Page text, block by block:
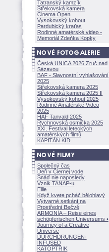
Tatranský kamzík
Střekovská kamera
Cinema Open
Vysokovský kohout
Pardubický kraťas
Rodinné amatérské video -
Memoriál Zdeňka Kopky
Česká UNICA 2026 Zruč nad
Sázavou
BAF - Slavnostní vyhlašování
2025
Střekovská kamera 2025
Střekovská kamera 2025 II
Vysokovský kohout 2025
Rodinné Amatérské Video
2025
HAF Tanvald 2025
Rychnovská osmička 2025
XXI. Festival leteckých
amatérských filmů
KAPITÁN KID
Společný čas
Deň v Čiernej vode
Snáď nie naposledy
Vznik TANAP-u
Ellie
Když kvete pcháč bělohlavý
Výtvarné setkání na
Prostřední Bečvě
ARMONÍA – Reise eines
schöpferischen Universums •
Journey of a Creative
Universe
DURCHDRUNGEN·
INFUSED
KATOPTRIK